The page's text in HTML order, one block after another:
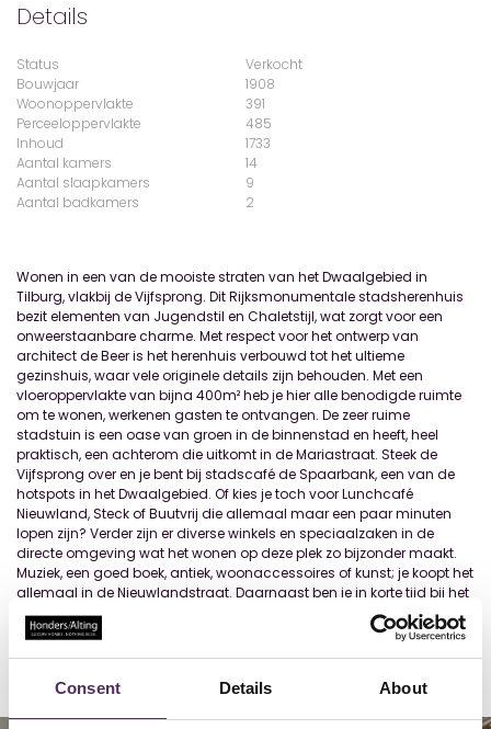
Consent Details About
Wonen in een van de mooiste straten van het Dwaalgebied in
Tilburg, vlakbij de Vijfsprong. Dit Rijksmonumentale stadsherenhuis
bezit elementen van Jugendstil en Chaletstijl, wat zorgt voor een
onweerstaanbare charme. Met respect voor het ontwerp van
architect de Beer is het herenhuis verbouwd tot het ultieme
gezinshuis, waar vele originele details zijn behouden. Met een
vloeroppervlakte van bijna 400m² heb je hier alle benodigde ruimte
om te wonen, werkenen gasten te ontvangen. De zeer ruime
stadstuin is een oase van groen in de binnenstad en heeft, heel
praktisch, een achterom die uitkomt in de Mariastraat. Steek de
Vijfsprong over en je bent bij stadscafé de Spaarbank, een van de
hotspots in het Dwaalgebied. Of kies je toch voor Lunchcafé
Nieuwland, Steck of Buutvrij die allemaal maar een paar minuten
lopen zijn? Verder zijn er diverse winkels en speciaalzaken in de
directe omgeving wat het wonen op deze plek zo bijzonder maakt.
Muziek, een goed boek, antiek, woonaccessoires of kunst; je koopt het
allemaal in de Nieuwlandstraat. Daarnaast ben je in korte tijd bij het
treinstation, theater en de bekende winkelstraten van deze fraaie
stad. BEGANE GROND Bij de rondboogportiek, die wordt gedeeld met
Details
Status
Verkocht
Bouwjaar
1908
Woonoppervlakte
391
Perceeloppervlakte
485
Inhoud
1733
Aantal kamers
14
Aantal slaapkamers
9
Aantal badkamers
2